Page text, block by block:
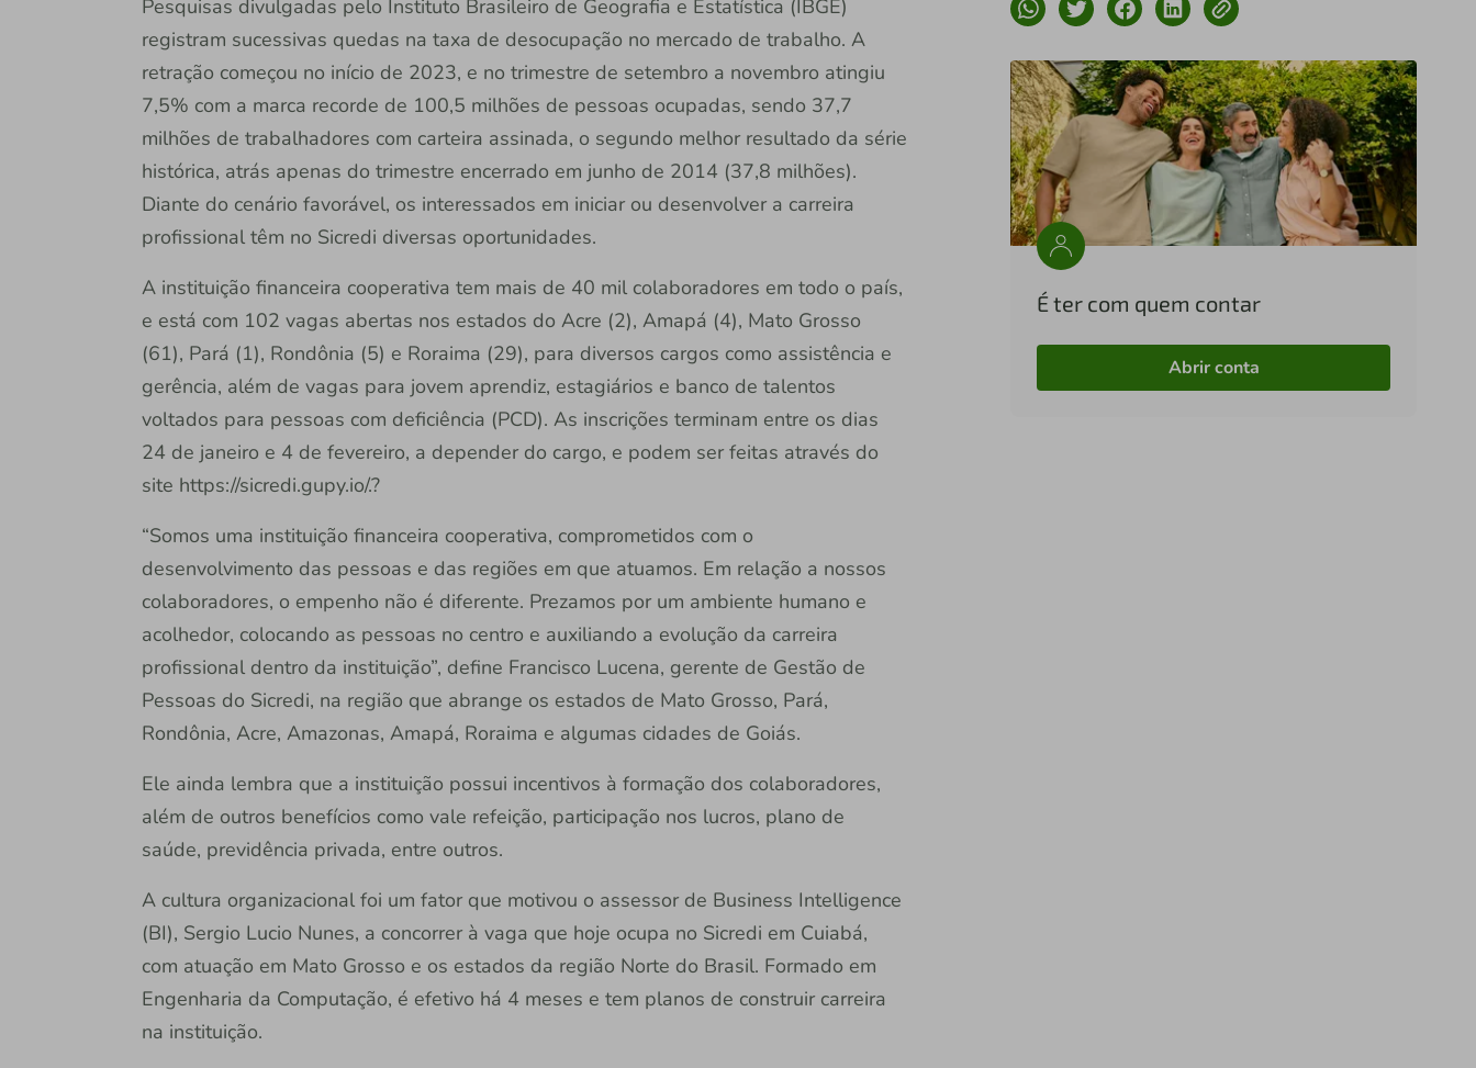
Pesquisas divulgadas pelo Instituto Brasileiro de Geografia e Estatística (IBGE)
registram sucessivas quedas na taxa de desocupação no mercado de trabalho. A
retração começou no início de 2023, e no trimestre de setembro a novembro atingiu
7,5% com a marca recorde de 100,5 milhões de pessoas ocupadas, sendo 37,7
milhões de trabalhadores com carteira assinada, o segundo melhor resultado da série
histórica, atrás apenas do trimestre encerrado em junho de 2014 (37,8 milhões).
Diante do cenário favorável, os interessados em iniciar ou desenvolver a carreira
profissional têm no Sicredi diversas oportunidades.
A instituição financeira cooperativa tem mais de 40 mil colaboradores em todo o país,
e está com 102 vagas abertas nos estados do Acre (2), Amapá (4), Mato Grosso
(61), Pará (1), Rondônia (5) e Roraima (29), para diversos cargos como assistência e
gerência, além de vagas para jovem aprendiz, estagiários e banco de talentos
voltados para pessoas com deficiência (PCD). As inscrições terminam entre os dias
24 de janeiro e 4 de fevereiro, a depender do cargo, e podem ser feitas através do
site https://sicredi.gupy.io/.?
“Somos uma instituição financeira cooperativa, comprometidos com o
desenvolvimento das pessoas e das regiões em que atuamos. Em relação a nossos
colaboradores, o empenho não é diferente. Prezamos por um ambiente humano e
acolhedor, colocando as pessoas no centro e auxiliando a evolução da carreira
profissional dentro da instituição”, define Francisco Lucena, gerente de Gestão de
Pessoas do Sicredi, na região que abrange os estados de Mato Grosso, Pará,
Rondônia, Acre, Amazonas, Amapá, Roraima e algumas cidades de Goiás.
Ele ainda lembra que a instituição possui incentivos à formação dos colaboradores,
além de outros benefícios como vale refeição, participação nos lucros, plano de
saúde, previdência privada, entre outros.
A cultura organizacional foi um fator que motivou o assessor de Business Intelligence
(BI), Sergio Lucio Nunes, a concorrer à vaga que hoje ocupa no Sicredi em Cuiabá,
com atuação em Mato Grosso e os estados da região Norte do Brasil. Formado em
Engenharia da Computação, é efetivo há 4 meses e tem planos de construir carreira
na instituição.
É ter com quem contar
Abrir conta